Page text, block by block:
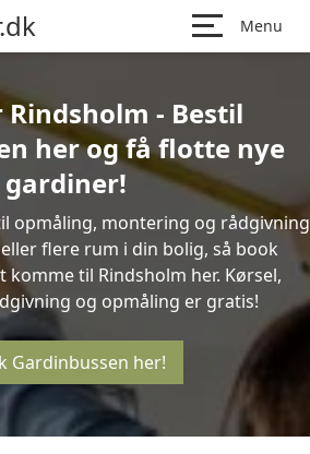
Menu
Rindsholm - Bestil
her og få flotte nye
gardiner!
opmåling, montering og rådgivning
flere rum i din bolig, så book
komme til Rindsholm her. Kørsel,
og opmåling er gratis!
Gardinbussen her!